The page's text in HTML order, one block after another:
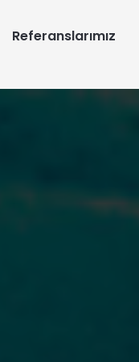
Referanslarımız